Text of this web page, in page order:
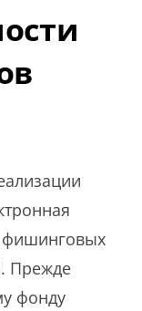
фишинговых
Прежде
фонду